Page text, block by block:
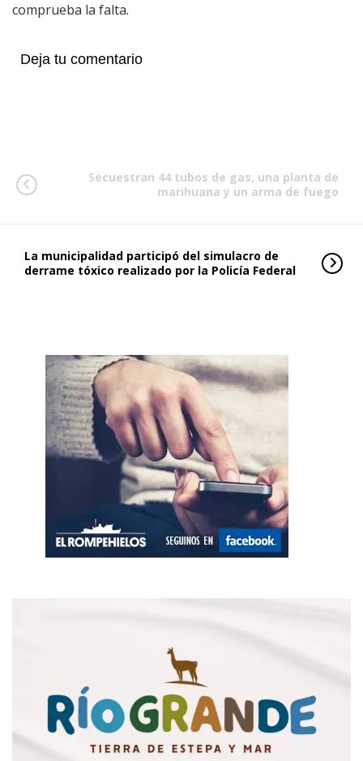
comprueba la falta.
Deja tu comentario
Secuestran 44 tubos de gas, una planta de
marihuana y un arma de fuego
La municipalidad participó del simulacro de
derrame tóxico realizado por la Policía Federal